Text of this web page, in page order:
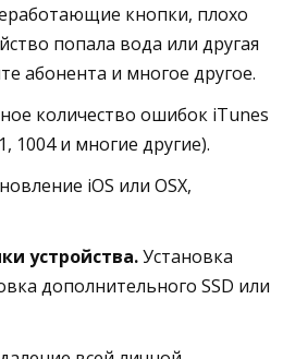
кнопки, плохо
попала вода или другая
абонента и многое другое.
количество ошибок iTunes
1004 и многие другие).
iOS или OSX,
устройства.Установка
дополнительного SSD или